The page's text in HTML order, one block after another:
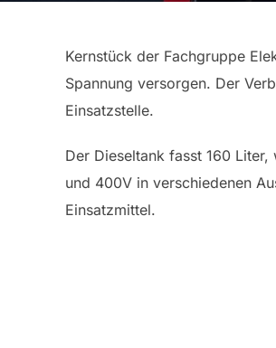
Kernstück der Fachgruppe
Spannung versorgen. Der
Einsatzstelle.
Der Dieseltank fasst 160
und 400V in verschiedenen
Einsatzmittel.